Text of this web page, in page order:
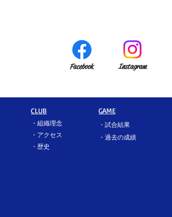
Facebook Instagram
CLUB
・ 組織理念
・ アクセス
​・ 歴史
GAME
・ 試合結果
​・過去の成績